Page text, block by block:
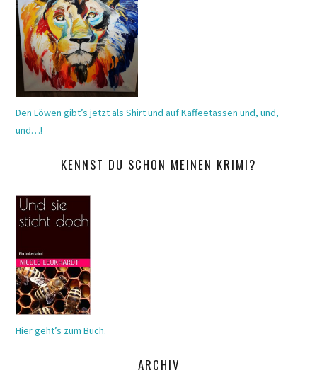
Den Löwen gibt’s jetzt als Shirt und auf Kaffeetassen und, und,
und…!
KENNST DU SCHON MEINEN KRIMI?
Hier geht’s zum Buch.
ARCHIV